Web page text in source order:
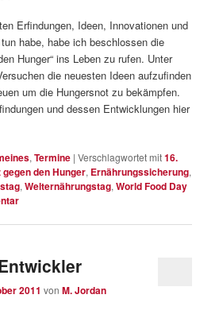
Erfindungen, Ideen, Innovationen und
habe, habe ich beschlossen die
Hunger“ ins Leben zu rufen. Unter
die neuesten Ideen aufzufinden
um die Hungersnot zu bekämpfen.
und dessen Entwicklungen hier
,Termine |Verschlagwortet mit16.
den Hunger, Ernährungssicherung,
,Welternährungstag,World Food Day
2011 vonM. Jordan